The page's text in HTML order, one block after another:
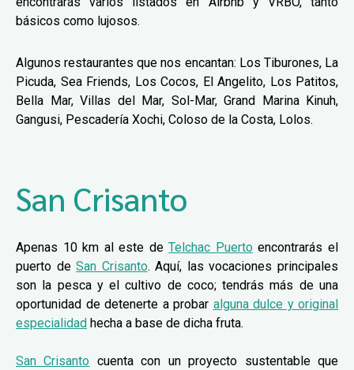
básicos como lujosos.
Algunos restaurantes que nos encantan: Los Tiburones, La
Picuda, Sea Friends, Los Cocos, El Angelito, Los Patitos,
Bella Mar, Villas del Mar, Sol-Mar, Grand Marina Kinuh,
Gangusi, Pescadería Xochi, Coloso de la Costa, Lolos.
San Crisanto
Apenas 10 km al este deTelchac Puertoencontrarás el
puerto deSan Crisanto. Aquí, las vocaciones principales
son la pesca y el cultivo de coco; tendrás más de una
oportunidad de detenerte a probar alguna dulce y original
especialidad hecha a base de dicha fruta.
San Crisanto cuenta con un proyecto sustentable que